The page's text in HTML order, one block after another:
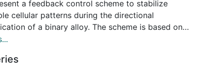
a feedback control scheme to stabilize
cellular patterns during the directional
of a binary alloy. The scheme is based on
of cell tips which protrude ahead of the
is demonstrated using phase-field simulations